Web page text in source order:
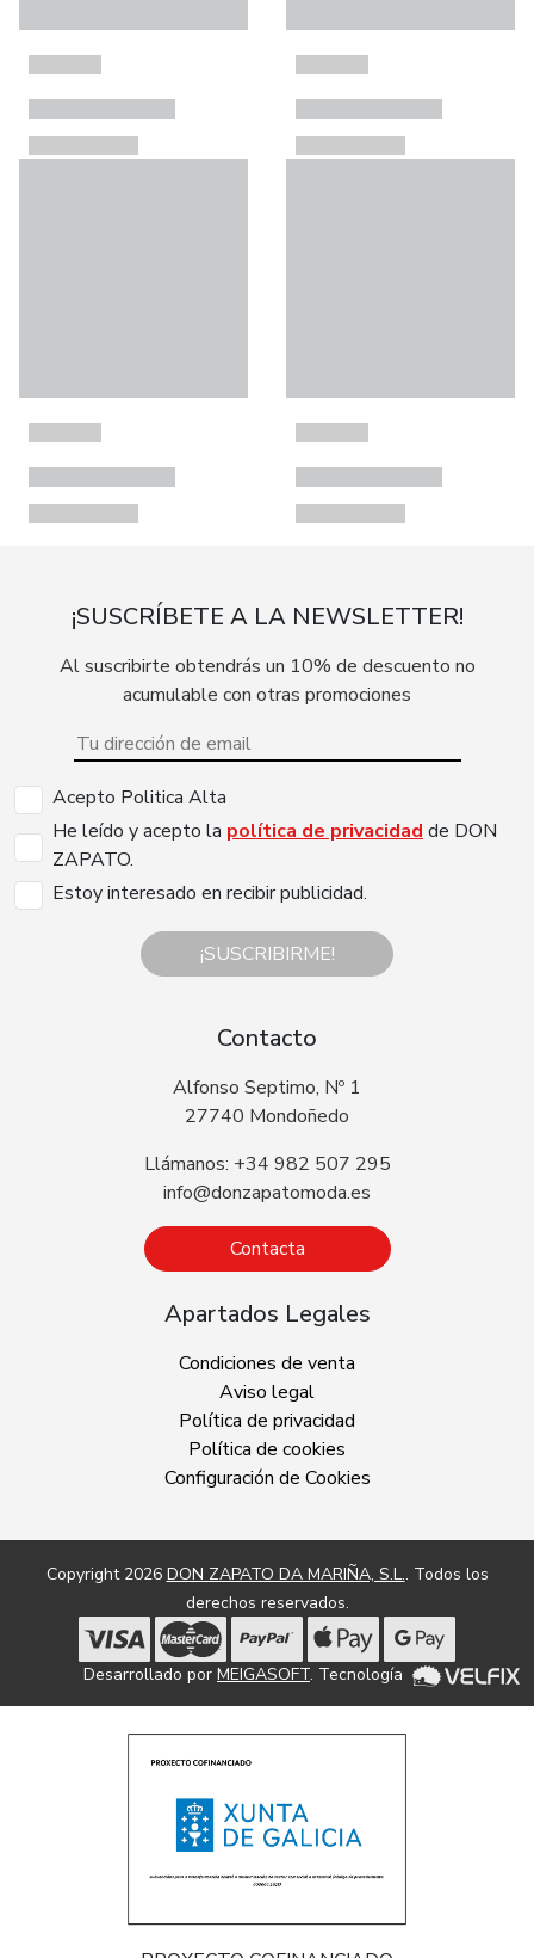
¡SUSCRÍBETE A LA NEWSLETTER!
Al suscribirte obtendrás un 10% de descuento no
acumulable con otras promociones
Acepto Politica Alta
He leído y acepto la política de privacidad de DON
ZAPATO.
Estoy interesado en recibir publicidad.
¡SUSCRIBIRME!
Contacto
Alfonso Septimo, Nº 1
27740 Mondoñedo
Llámanos: +34 982 507 295
info@donzapatomoda.es
Contacta
Apartados Legales
Condiciones de venta
Aviso legal
Política de privacidad
Política de cookies
Configuración de Cookies
Copyright 2026 DON ZAPATO DA MARIÑA, S.L.. Todos los
derechos reservados.
Desarrollado por MEIGASOFT. Tecnología